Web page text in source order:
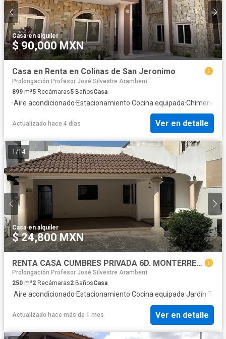
Casa·en alquiler
$ 90,000 MXN
Casa en Renta en Colinas de San Jeronimo
Prolongación Profesor José Silvestre Aramberri
899 m²5 Recámaras5 BañosCasa
·Aire acondicionado·Estacionamiento·Cocina equipada·Chimenea
Actualizado hace 4 días Ver en detalle
1 /14
Casa·en alquiler
$ 24,800 MXN
RENTA CASA CUMBRES PRIVADA 6D. MONTERREY, NL
Prolongación Profesor José Silvestre Aramberri
250 m²2 Recámaras2 BañosCasa
·Aire acondicionado·Estacionamiento·Cocina equipada·Jardín·
Actualizado hace más de 1 mes Ver en detalle